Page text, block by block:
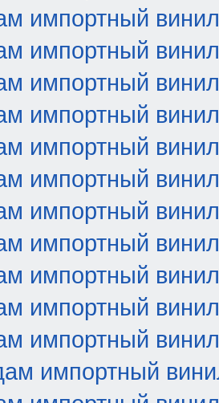
импортный винил
импортный винил
импортный винил
импортный винил
импортный винил
импортный винил
импортный винил
импортный винил
импортный винил
импортный винил
импортный винил
импортный